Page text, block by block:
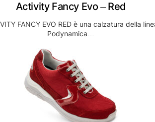
Activity Fancy Evo – Red
FANCY EVO RED è una calzatura della
Podynamica…